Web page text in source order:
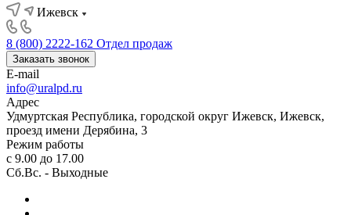
Ижевск
8 (800) 2222-162 Отдел продаж
Заказать звонок
E-mail
info@uralpd.ru
Адрес
Удмуртская Республика, городской округ Ижевск, Ижевск,
проезд имени Дерябина, 3
Режим работы
с 9.00 до 17.00
Сб.Вс. - Выходные